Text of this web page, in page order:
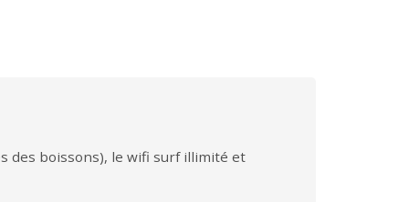
des boissons), le wifi surf illimité et